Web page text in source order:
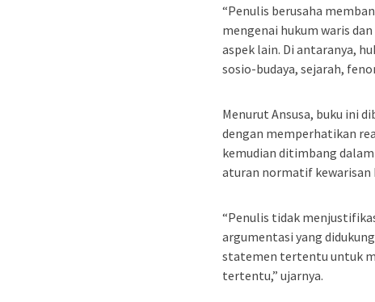
“Penulis berusaha
mengenai hukum waris
aspek lain. Di antaranya,
sosio-budaya, sejarah,
Menurut Ansusa, buku ini
dengan memperhatikan
kemudian ditimbang
aturan normatif kewarisan
“Penulis tidak
argumentasi yang
statemen tertentu untuk
tertentu,” ujarnya.